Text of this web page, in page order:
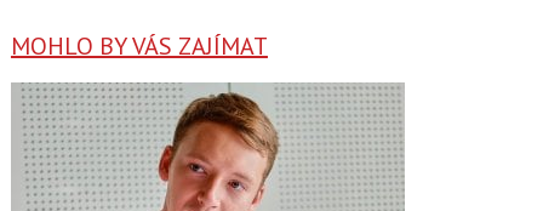
MOHLO BY VÁS ZAJÍMAT